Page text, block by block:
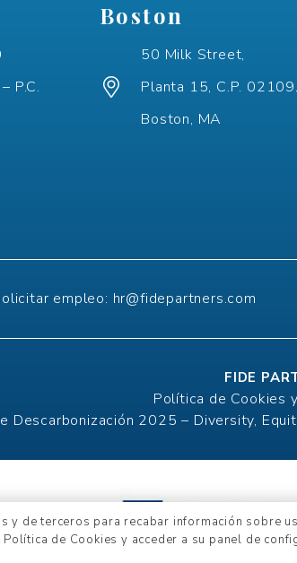
P.C.
Boston
50 Milk Street,
Planta 15, C.P. 02109.
Boston, MA
empleo: hr@fidepartners.com
FIDE
Política de Cookies
Descarbonización 2025 – Diversity,
y de terceros para recabar información sobre
de Cookies y acceder a su panel de